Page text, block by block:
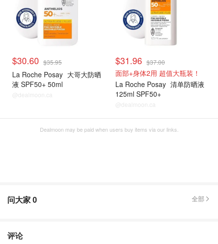
$30.60 $35.95
La Roche Posay 大哥大防晒
液 SPF50+ 50ml
@dealmoon.ca
$31.96 $37.00
面部+身体2用 超值大瓶装！
La Roche Posay 清单防晒液
125ml SPF50+
@dealmoon.ca
Dealmoon may be paid when users buy items via our links.
问大家0 全部
评论